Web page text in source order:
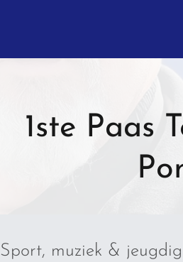
1ste Paas
Sport, muziek &